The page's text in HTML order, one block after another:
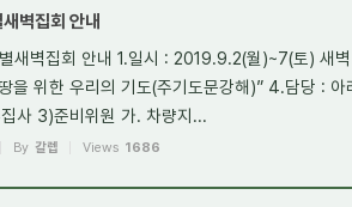
벽집회 안내
새벽집회 안내 1.일시 : 2019.9.2(월)~7(토) 새
을 위한 우리의 기도(주기도문강해)” 4.담당 :
사 3)준비위원 가. 차량지...
By 갈렙 Views 1686